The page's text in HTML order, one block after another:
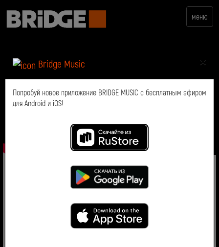
меню
×
Bridge Music
Попробуй новое приложение BRIDGE MUSIC с бесплатным эфиром
для Android и iOS!
Хит-парад "Самый Русский
Хит"